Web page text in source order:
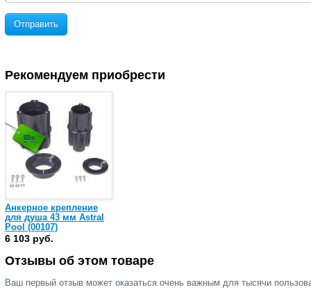
Отправить
Рекомендуем приобрести
Анкерное крепление
для душа 43 мм Astral
Pool (00107)
6 103 руб.
Отзывы об этом товаре
Ваш первый отзыв может оказаться очень важным для тысячи